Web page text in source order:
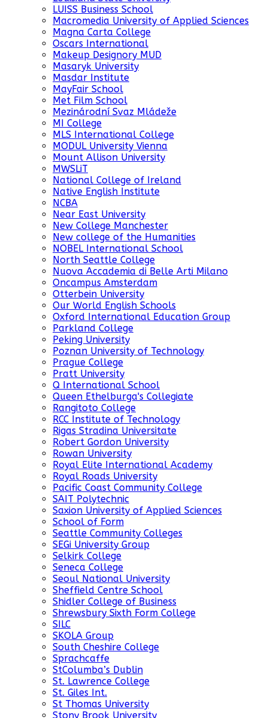
LUISS Business School
Macromedia University of Applied Sciences
Magna Carta College
Oscars International
Makeup Designory MUD
Masaryk University
Masdar Institute
MayFair School
Met Film School
Mezinárodní Svaz Mládeže
MI College
MLS International College
MODUL University Vienna
Mount Allison University
MWSLiT
National College of Ireland
Native English Institute
NCBA
Near East University
New College Manchester
New college of the Humanities
NOBEL International School
North Seattle College
Nuova Accademia di Belle Arti Milano
Oncampus Amsterdam
Otterbein University
Our World English Schools
Oxford International Education Group
Parkland College
Peking University
Poznan University of Technology
Prague College
Pratt University
Q International School
Queen Ethelburga's Collegiate
Rangitoto College
RCC Institute of Technology
Rigas Stradina Universitate
Robert Gordon University
Rowan University
Royal Elite International Academy
Royal Roads University
Pacific Coast Community College
SAIT Polytechnic
Saxion University of Applied Sciences
School of Form
Seattle Community Colleges
SEGi University Group
Selkirk College
Seneca College
Seoul National University
Sheffield Centre School
Shidler College of Business
Shrewsbury Sixth Form College
SILC
SKOLA Group
South Cheshire College
Sprachcaffe
StColumba’s Dublin
St. Lawrence College
St. Giles Int.
St Thomas University
Stony Brook University